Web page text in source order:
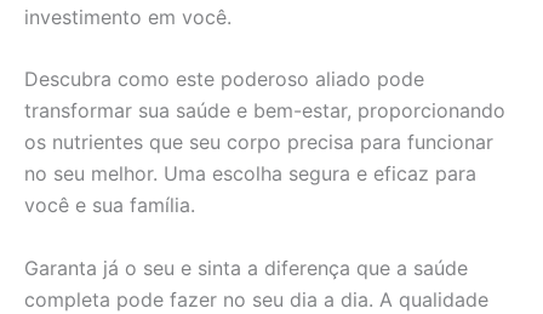
investimento em você.
Descubra como este poderoso aliado pode
transformar sua saúde e bem-estar, proporcionando
os nutrientes que seu corpo precisa para funcionar
no seu melhor. Uma escolha segura e eficaz para
você e sua família.
Garanta já o seu e sinta a diferença que a saúde
completa pode fazer no seu dia a dia. A qualidade